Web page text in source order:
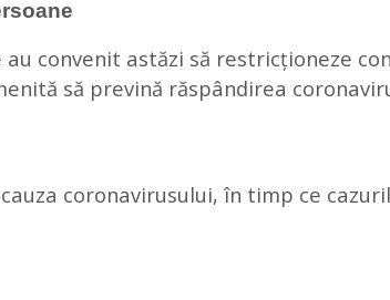
convenit astăzi să restricționeze
să prevină răspândirea
coronavirusului, în timp ce